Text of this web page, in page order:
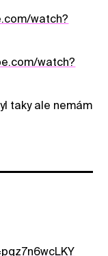
watch?
watch?
taky ale nemám